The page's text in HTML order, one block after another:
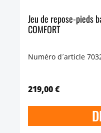
Jeu de repose-pieds
COMFORT
Numéro d´article
219,00 €